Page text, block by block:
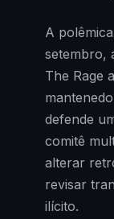
A
setembro,
The Rage
defende
comitê
alterar
revisar
ilícito.